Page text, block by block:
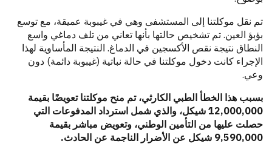
تم نقل موكلتنا إلى المستشفى وهي في غيبوبة عميقة، مع توسع
بؤبؤ العين. تم تشخيص حالتها بأنها تعاني من تلف دماغي واسع
النطاق نتيجة نقص الأكسجين في الدماغ. النتيجة المأساوية لهذا
الإجراء كانت دخول موكلتنا في حالة نباتية (غيبوبة دائمة) دون
وعي.
بسبب هذا الخطأ الطبي الكارثي، تم منح موكلتنا تعويضًا بقيمة
12,000,000 شيكل، والذي شمل استرداد المدفوعات التي
حصلت عليها من التأمين الوطني، وتعويض مباشر بقيمة
9,590,000 شيكل عن الأضرار الناجمة عن الحادث.